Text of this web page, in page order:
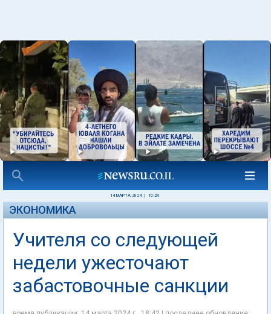
14 МАРТА 2024 10:24
ЭКОНОМИКА
Учителя со следующей
недели ужесточают
забастовочные санкции